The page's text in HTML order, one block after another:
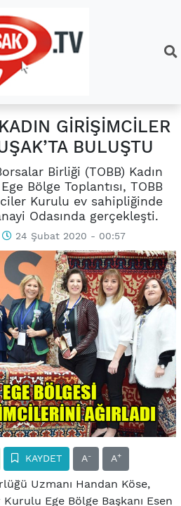
GİRİŞİMCİLER
BULUŞTU
Birliği (TOBB) Kadın
Bölge Toplantısı, TOBB
Kurulu ev sahipliğinde
Odasında gerçekleşti.
24 Şubat 2020 - 00:57
KAYDET A- A+
Uzmanı Handan Köse,
Ege Bölge Başkanı Esen